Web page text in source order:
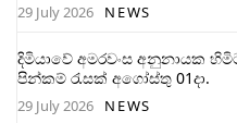
29 July 2026 NEWS
දිමියාවේ අමරවංස අනුනායක
පින්කම් රැසක් අගෝස්තු 01දා.
29 July 2026 NEWS